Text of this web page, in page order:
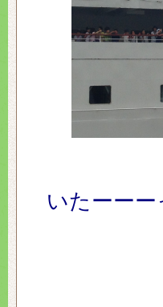
いたーー